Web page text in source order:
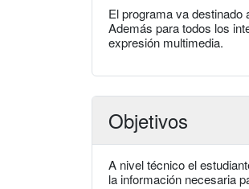
El programa va
Además para todos los
expresión multimedia.
Objetivos
A nivel técnico el
la información necesaria